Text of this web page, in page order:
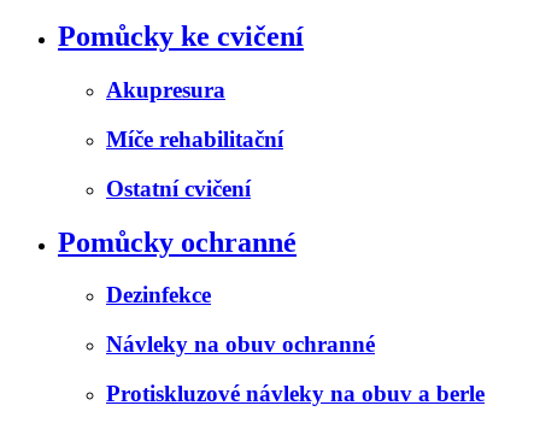
Pomůcky ke cvičení
Akupresura
Míče rehabilitační
Ostatní cvičení
Pomůcky ochranné
Dezinfekce
Návleky na obuv ochranné
Protiskluzové návleky na obuv a berle